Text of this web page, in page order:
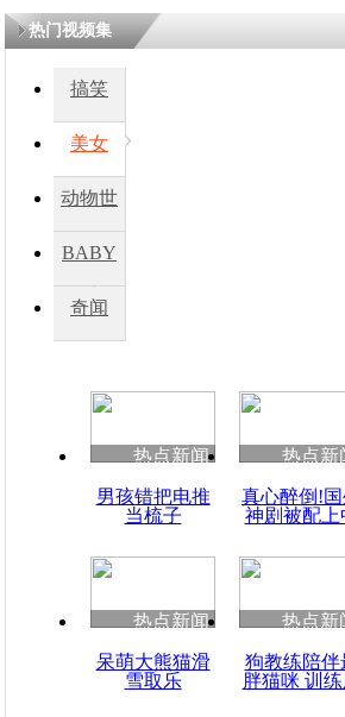
四川兴文苗乡上万
度苗族花山节
清明祭英烈 哀思
因没赶上公交车
热门视频集
搞笑
美女
动物世
BABY
秀
奇闻
热点新闻
男孩错把电推
当梳子
热点新
真心醉倒!
神剧被配上
热点新闻
呆萌大熊猫滑
雪取乐
热点新
狗教练陪伴
胖猫咪 训